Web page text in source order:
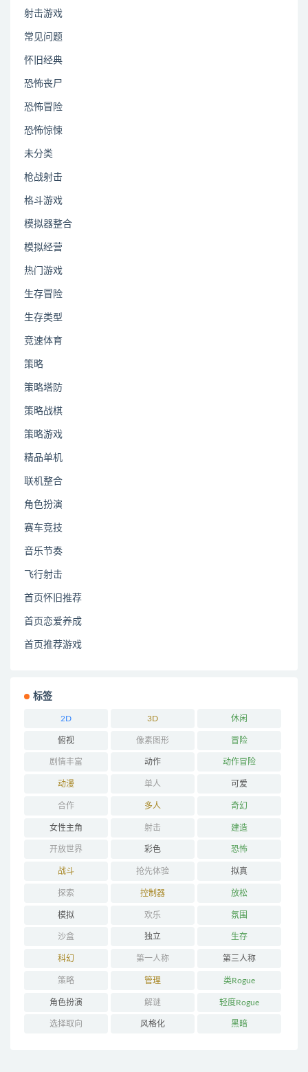
射击游戏
常见问题
怀旧经典
恐怖丧尸
恐怖冒险
恐怖惊悚
未分类
枪战射击
格斗游戏
模拟器整合
模拟经营
热门游戏
生存冒险
生存类型
竞速体育
策略
策略塔防
策略战棋
策略游戏
精品单机
联机整合
角色扮演
赛车竞技
音乐节奏
飞行射击
首页怀旧推荐
首页恋爱养成
首页推荐游戏
标签
2D 3D 休闲
俯视 像素图形 冒险
剧情丰富 动作 动作冒险
动漫 单人 可爱
合作 多人 奇幻
女性主角 射击 建造
开放世界 彩色 恐怖
战斗 抢先体验 拟真
探索 控制器 放松
模拟 欢乐 氛围
沙盒 独立 生存
科幻 第一人称 第三人称
策略 管理 类Rogue
角色扮演 解谜 轻度Rogue
选择取向 风格化 黑暗